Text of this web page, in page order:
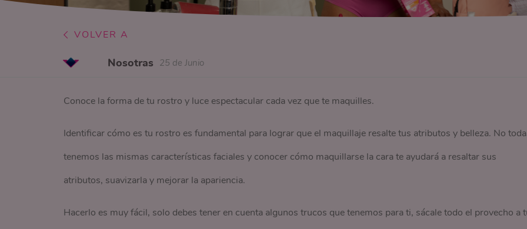
VOLVER A
Nosotras 25 de Junio
Conoce la forma de tu rostro y luce espectacular cada vez que te maquilles.
Identificar cómo es tu rostro es fundamental para lograr que el maquillaje resalte tus atributos y belleza. No
tenemos las mismas características faciales y conocer cómo maquillarse la cara te ayudará a resaltar sus
atributos, suavizarla y mejorar la apariencia.
Hacerlo es muy fácil, solo debes tener en cuenta algunos trucos que tenemos para ti, sácale todo el provecho a